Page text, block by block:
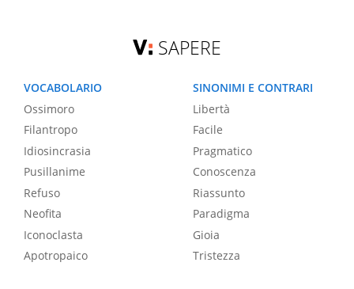
SAPERE
VOCABOLARIO
Ossimoro
Filantropo
Idiosincrasia
Pusillanime
Refuso
Neofita
Iconoclasta
Apotropaico
SINONIMI E CONTRARI
Libertà
Facile
Pragmatico
Conoscenza
Riassunto
Paradigma
Gioia
Tristezza